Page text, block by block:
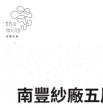
媒體中心
南豐店堂
商店
南豐紗廠